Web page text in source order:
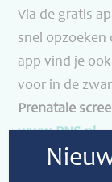
Via de gratis
snel opzoeken
app vind je
voor in de
Prenatale
www.PNS.nl
Tijdens de